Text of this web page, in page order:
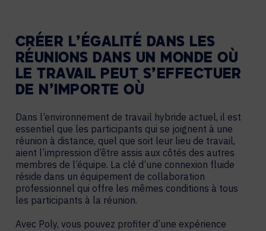
CRÉER L’ÉGALITÉ DANS LES
RÉUNIONS DANS UN MONDE OÙ
LE TRAVAIL PEUT S’EFFECTUER
DE N’IMPORTE OÙ
Dans l’environnement de travail hybride actuel, il est
essentiel que les participants qui se joignent à une
réunion à distance, quel que soit leur lieu de travail,
aient l’impression d’être assis aux côtés des autres
membres de l’équipe. La clé d’une connexion fluide
réside dans un équipement de collaboration
professionnel qui offre les mêmes conditions à tous
les participants à la réunion.
Avec Poly, vous pouvez profiter d’une expérience